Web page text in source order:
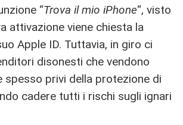
“Trova il mio iPhone“, visto
attivazione viene chiesta la
Apple ID. Tuttavia, in giro ci
disonesti che vendono
spesso privi della protezione di
cadere tutti i rischi sugli ignari